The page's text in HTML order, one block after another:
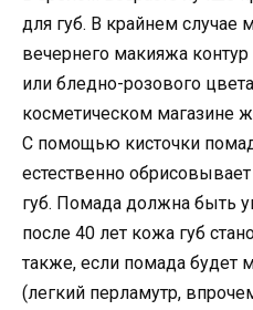
для губ. В крайнем случае
вечернего макияжа контур
или бледно-розового
косметическом магазине
С помощью кисточки
естественно
губ. Помада должна быть
после 40 лет кожа губ
также, если помада будет
(легкий перламутр,